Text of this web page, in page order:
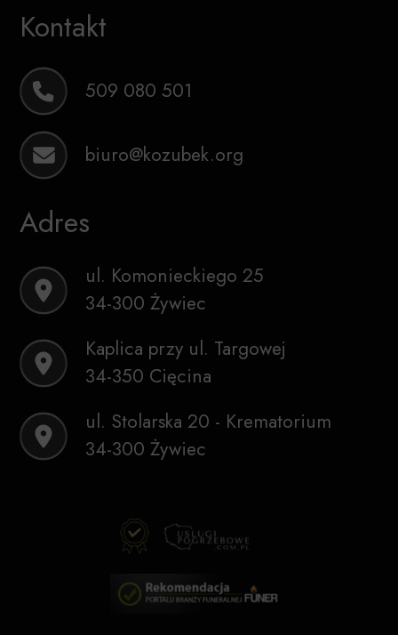
Kontakt
509 080 501
biuro@kozubek.org
Adres
ul. Komonieckiego 25
34-300 Żywiec
Kaplica przy ul. Targowej
34-350 Cięcina
ul. Stolarska 20 - Krematorium
34-300 Żywiec